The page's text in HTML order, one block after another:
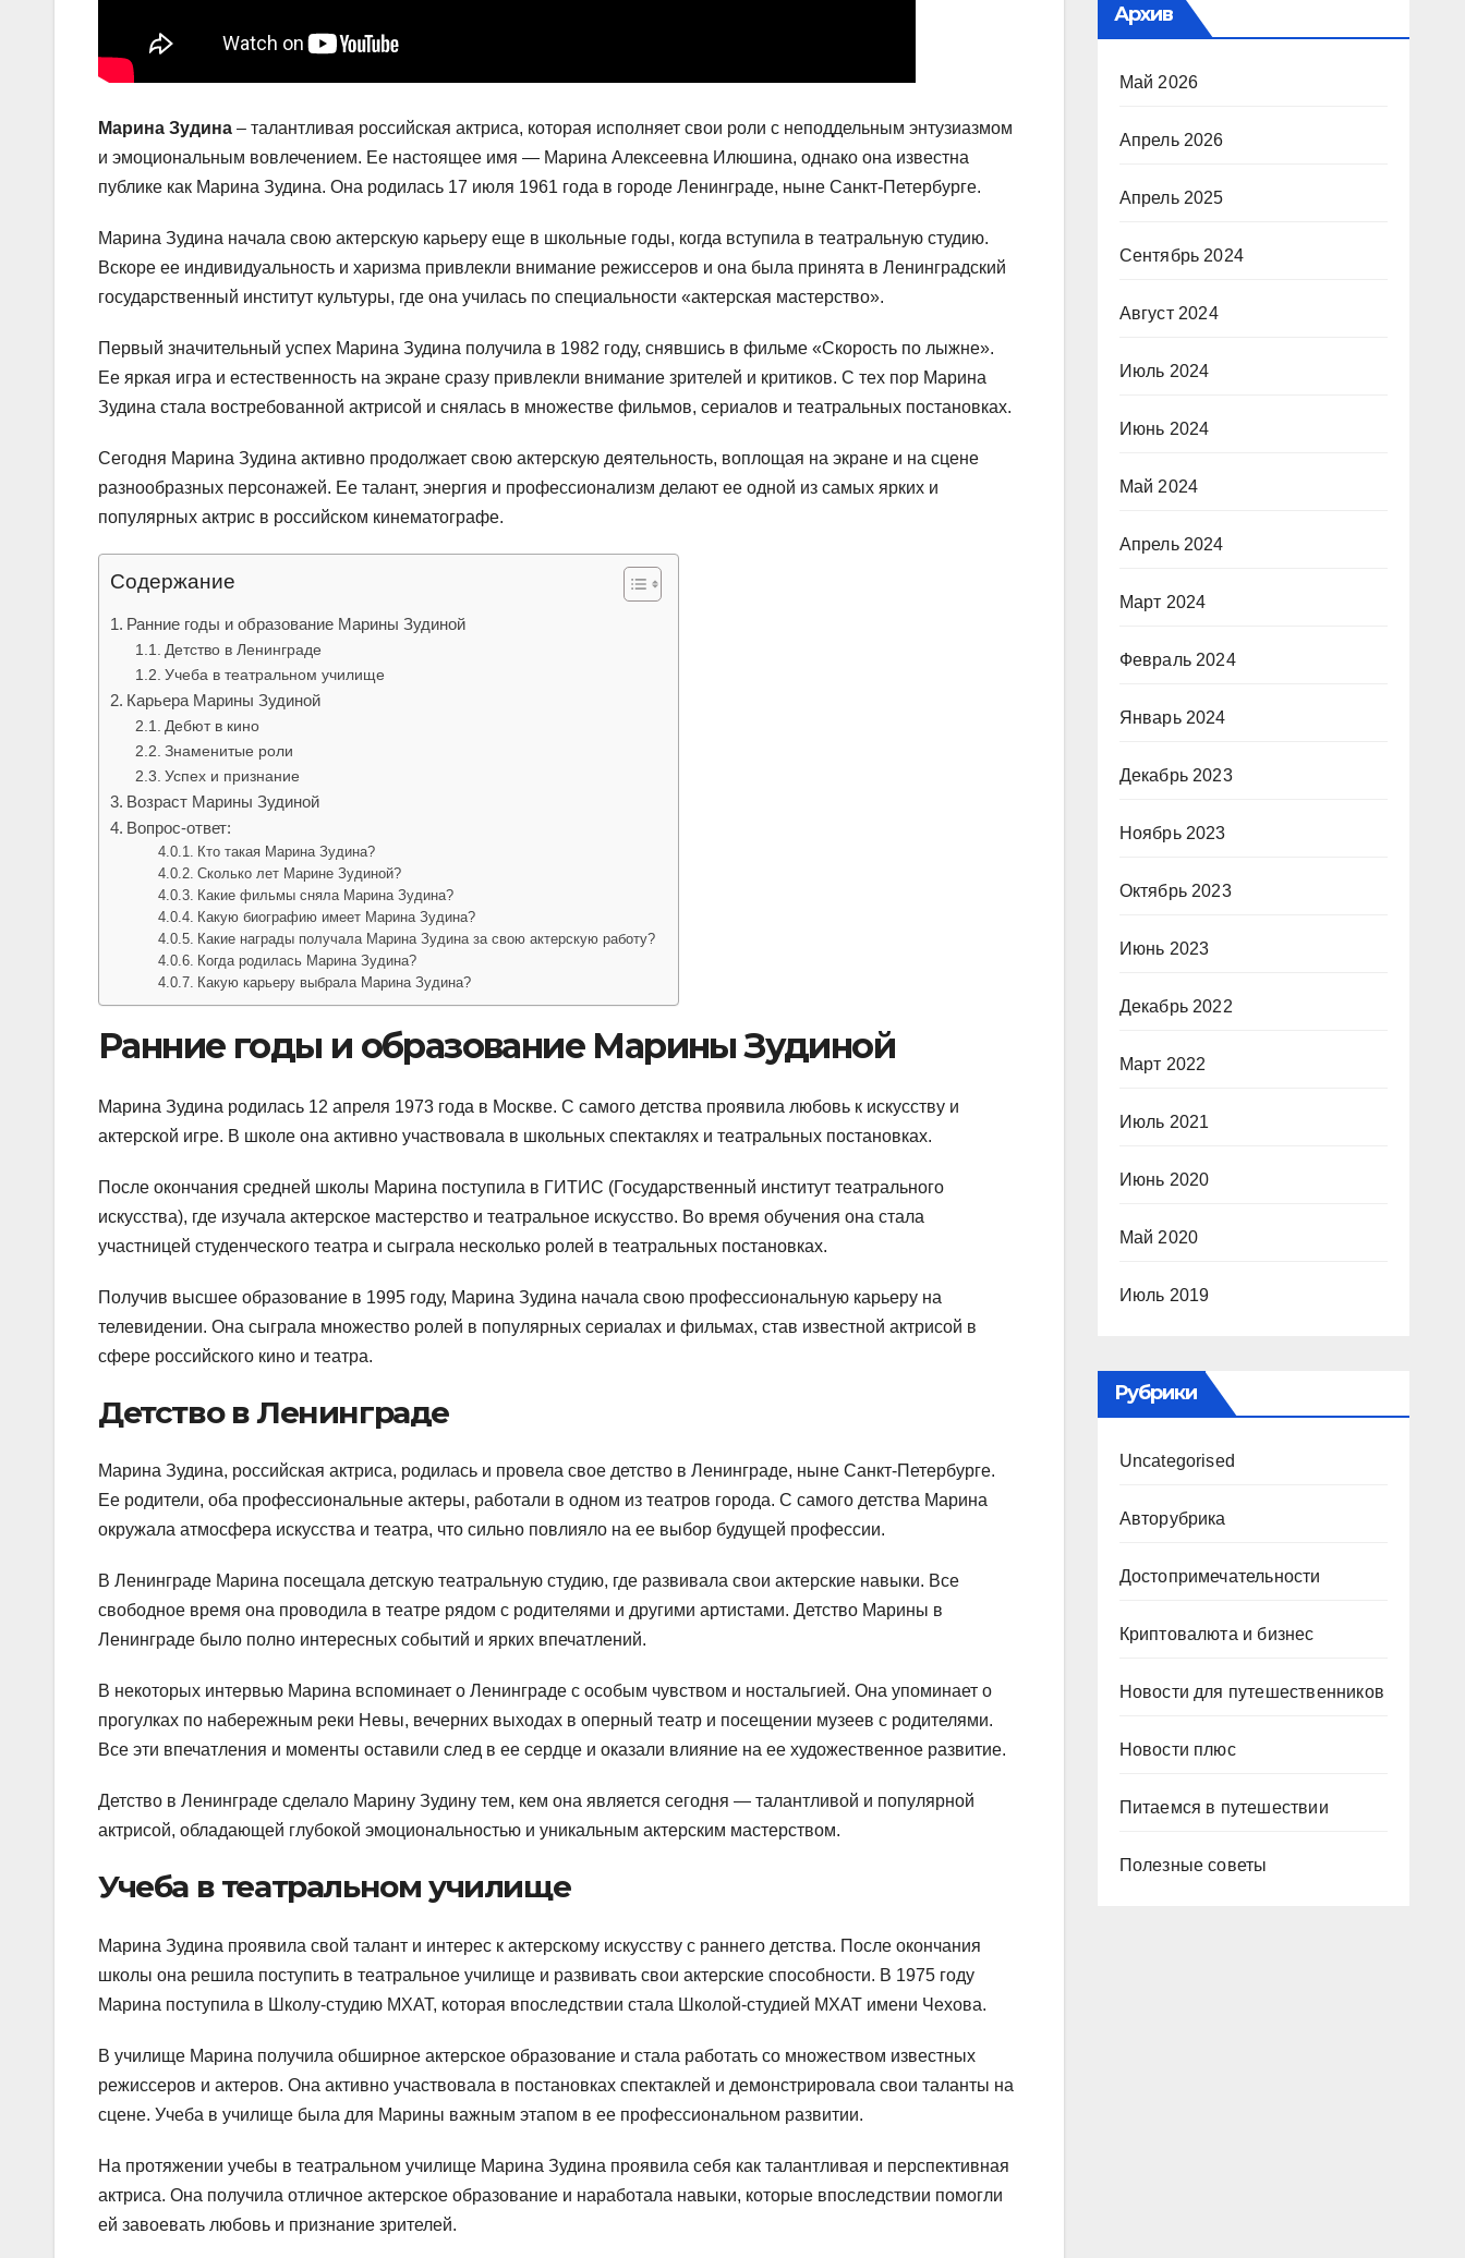
Марина Зудина – талантливая российская актриса, которая исполняет свои роли с неподдельным энтузиазмом
и эмоциональным вовлечением. Ее настоящее имя — Марина Алексеевна Илюшина, однако она известна
публике как Марина Зудина. Она родилась 17 июля 1961 года в городе Ленинграде, ныне Санкт-Петербурге.
Марина Зудина начала свою актерскую карьеру еще в школьные годы, когда вступила в театральную студию.
Вскоре ее индивидуальность и харизма привлекли внимание режиссеров и она была принята в Ленинградский
государственный институт культуры, где она училась по специальности «актерская мастерство».
Первый значительный успех Марина Зудина получила в 1982 году, снявшись в фильме «Скорость по лыжне».
Ее яркая игра и естественность на экране сразу привлекли внимание зрителей и критиков. С тех пор Марина
Зудина стала востребованной актрисой и снялась в множестве фильмов, сериалов и театральных постановках.
Сегодня Марина Зудина активно продолжает свою актерскую деятельность, воплощая на экране и на сцене
разнообразных персонажей. Ее талант, энергия и профессионализм делают ее одной из самых ярких и
популярных актрис в российском кинематографе.
Содержание
Ранние годы и образование Марины Зудиной
Детство в Ленинграде
Учеба в театральном училище
Карьера Марины Зудиной
Дебют в кино
Знаменитые роли
Успех и признание
Возраст Марины Зудиной
Вопрос-ответ:
Кто такая Марина Зудина?
Сколько лет Марине Зудиной?
Какие фильмы сняла Марина Зудина?
Какую биографию имеет Марина Зудина?
Какие награды получала Марина Зудина за свою актерскую работу?
Когда родилась Марина Зудина?
Какую карьеру выбрала Марина Зудина?
Ранние годы и образование Марины Зудиной
Марина Зудина родилась 12 апреля 1973 года в Москве. С самого детства проявила любовь к искусству и
актерской игре. В школе она активно участвовала в школьных спектаклях и театральных постановках.
После окончания средней школы Марина поступила в ГИТИС (Государственный институт театрального
искусства), где изучала актерское мастерство и театральное искусство. Во время обучения она стала
участницей студенческого театра и сыграла несколько ролей в театральных постановках.
Получив высшее образование в 1995 году, Марина Зудина начала свою профессиональную карьеру на
телевидении. Она сыграла множество ролей в популярных сериалах и фильмах, став известной актрисой в
сфере российского кино и театра.
Детство в Ленинграде
Марина Зудина, российская актриса, родилась и провела свое детство в Ленинграде, ныне Санкт-Петербурге.
Ее родители, оба профессиональные актеры, работали в одном из театров города. С самого детства Марина
окружала атмосфера искусства и театра, что сильно повлияло на ее выбор будущей профессии.
В Ленинграде Марина посещала детскую театральную студию, где развивала свои актерские навыки. Все
свободное время она проводила в театре рядом с родителями и другими артистами. Детство Марины в
Ленинграде было полно интересных событий и ярких впечатлений.
В некоторых интервью Марина вспоминает о Ленинграде с особым чувством и ностальгией. Она упоминает о
прогулках по набережным реки Невы, вечерних выходах в оперный театр и посещении музеев с родителями.
Все эти впечатления и моменты оставили след в ее сердце и оказали влияние на ее художественное развитие.
Детство в Ленинграде сделало Марину Зудину тем, кем она является сегодня — талантливой и популярной
актрисой, обладающей глубокой эмоциональностью и уникальным актерским мастерством.
Учеба в театральном училище
Марина Зудина проявила свой талант и интерес к актерскому искусству с раннего детства. После окончания
школы она решила поступить в театральное училище и развивать свои актерские способности. В 1975 году
Марина поступила в Школу-студию МХАТ, которая впоследствии стала Школой-студией МХАТ имени Чехова.
В училище Марина получила обширное актерское образование и стала работать со множеством известных
режиссеров и актеров. Она активно участвовала в постановках спектаклей и демонстрировала свои таланты на
сцене. Учеба в училище была для Марины важным этапом в ее профессиональном развитии.
На протяжении учебы в театральном училище Марина Зудина проявила себя как талантливая и перспективная
актриса. Она получила отличное актерское образование и наработала навыки, которые впоследствии помогли
ей завоевать любовь и признание зрителей.
Архив
Май 2026
Апрель 2026
Апрель 2025
Сентябрь 2024
Август 2024
Июль 2024
Июнь 2024
Май 2024
Апрель 2024
Март 2024
Февраль 2024
Январь 2024
Декабрь 2023
Ноябрь 2023
Октябрь 2023
Июнь 2023
Декабрь 2022
Март 2022
Июль 2021
Июнь 2020
Май 2020
Июль 2019
Рубрики
Uncategorised
Авторубрика
Достопримечательности
Криптовалюта и бизнес
Новости для путешественников
Новости плюс
Питаемся в путешествии
Полезные советы